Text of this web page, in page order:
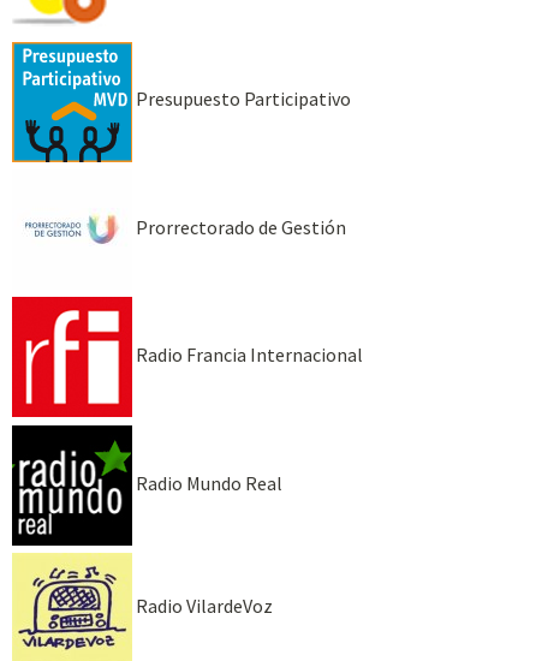
Presupuesto Participativo
Prorrectorado de Gestión
Radio Francia Internacional
Radio Mundo Real
Radio VilardeVoz